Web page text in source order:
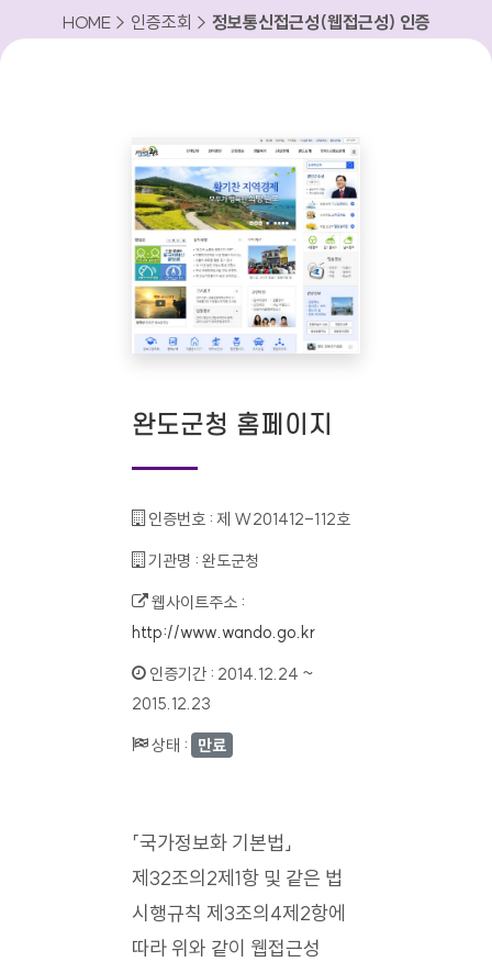
HOME > 인증조회 > 정보통신접근성(웹접근성) 인증
완도군청 홈페이지
인증번호 : 제 W201412-112호
기관명 : 완도군청
웹사이트주소 :
http://www.wando.go.kr
인증기간 : 2014.12.24 ~
2015.12.23
상태 : 만료
「국가정보화 기본법」
제32조의2제1항 및 같은 법
시행규칙 제3조의4제2항에
따라 위와 같이 웹접근성